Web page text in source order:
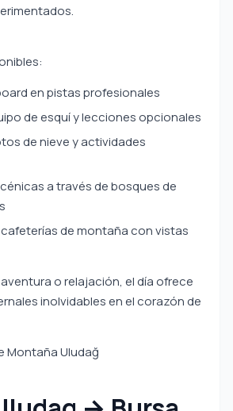
en pistas profesionales
de esquí y lecciones opcionales
de nieve y actividades
a través de bosques de
de montaña con vistas
o relajación, el día ofrece
inolvidables en el corazón de
Montaña Uludağ